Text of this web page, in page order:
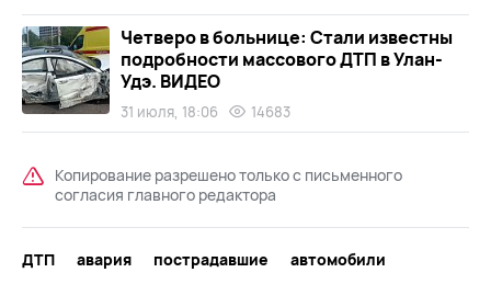
Четверо в больнице: Стали известны
подробности массового ДТП в Улан-
Удэ. ВИДЕО
31 июля, 18:06 14683
Копирование разрешено только с письменного
согласия главного редактора
ДТП авария пострадавшие автомобили